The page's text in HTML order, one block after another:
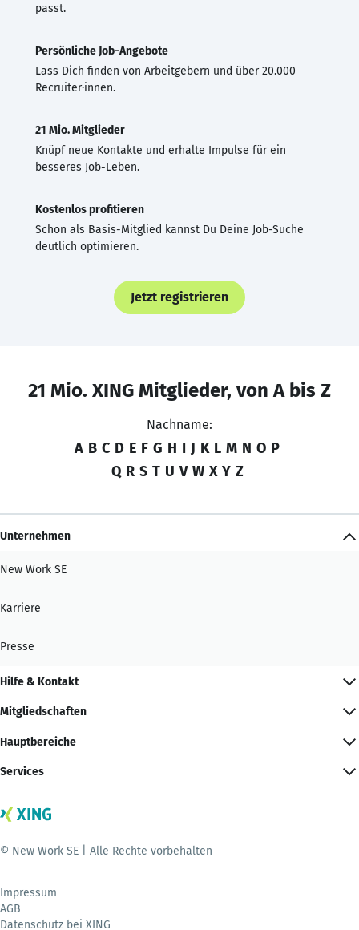
passt.
Persönliche Job-Angebote
Lass Dich finden von Arbeitgebern und über 20.000
Recruiter·innen.
21 Mio. Mitglieder
Knüpf neue Kontakte und erhalte Impulse für ein
besseres Job-Leben.
Kostenlos profitieren
Schon als Basis-Mitglied kannst Du Deine Job-Suche
deutlich optimieren.
Jetzt registrieren
21 Mio. XING Mitglieder, von A bis Z
Nachname:
A B C D E F G H I J K L M N O P
Q R S T U V W X Y Z
Unternehmen
New Work SE
Karriere
Presse
Hilfe & Kontakt
Mitgliedschaften
Hauptbereiche
Services
© New Work SE | Alle Rechte vorbehalten
Impressum
AGB
Datenschutz bei XING